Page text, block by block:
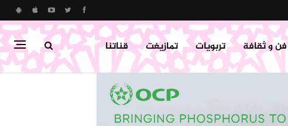
فن و ثقافة تربويات تمازيغت قناتنا